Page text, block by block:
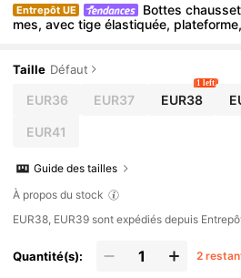
Entrepôt UE
Bottes
mes, avec tige élastiquée,
Taille Défaut
EUR36 EUR37 EUR38
1 left
EUR41
Guide des tailles
À propos du stock
​EUR38, EUR39 sont expédiés depuis
Quantité(s): 2